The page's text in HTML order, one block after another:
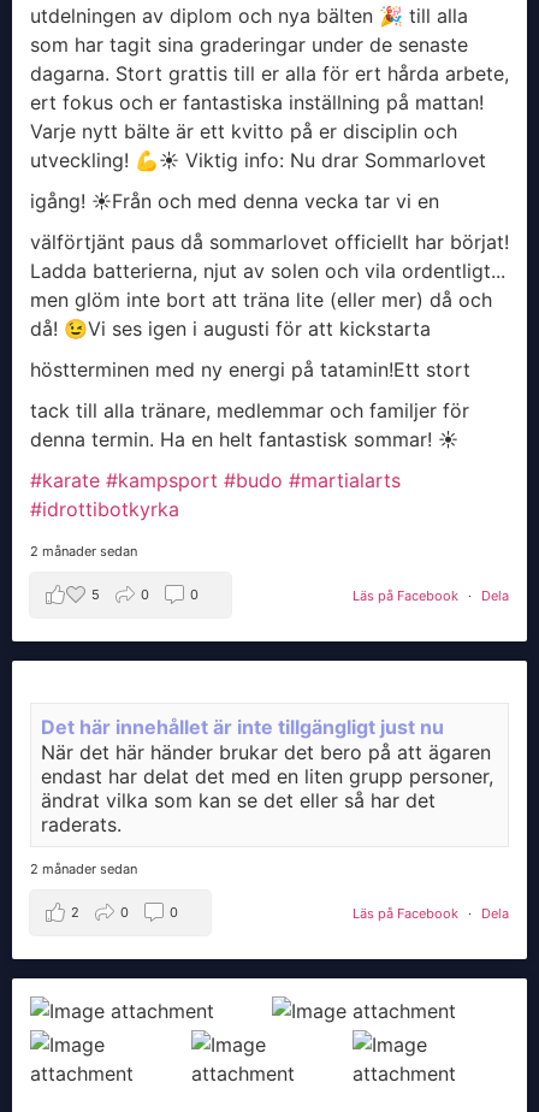
utdelningen av diplom och nya bälten 🎉 till alla
som har tagit sina graderingar under de senaste
dagarna. Stort grattis till er alla för ert hårda arbete,
ert fokus och er fantastiska inställning på mattan!
Varje nytt bälte är ett kvitto på er disciplin och
utveckling! 💪​☀️ Viktig info: Nu drar Sommarlovet
igång! ☀️​Från och med denna vecka tar vi en
välförtjänt paus då sommarlovet officiellt har börjat!
Ladda batterierna, njut av solen och vila ordentligt...
men glöm inte bort att träna lite (eller mer) då och
då! 😉​Vi ses igen i augusti för att kickstarta
höstterminen med ny energi på tatamin!​Ett stort
tack till alla tränare, medlemmar och familjer för
denna termin. Ha en helt fantastisk sommar! ☀️
#karate #kampsport #budo #martialarts
#idrottibotkyrka
2 månader sedan
Läs på Facebook · Dela
5 0 0
Det här innehållet är inte tillgängligt just nu
När det här händer brukar det bero på att ägaren
endast har delat det med en liten grupp personer,
ändrat vilka som kan se det eller så har det
raderats.
2 månader sedan
Läs på Facebook · Dela
2 0 0